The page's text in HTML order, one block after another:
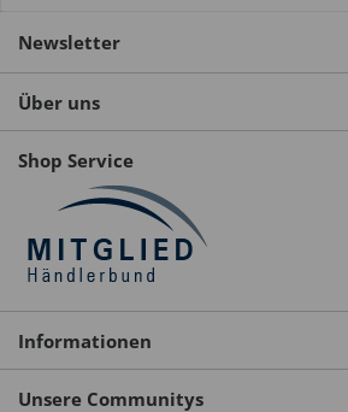
Newsletter
Über uns
Shop Service
Informationen
Unsere Communitys